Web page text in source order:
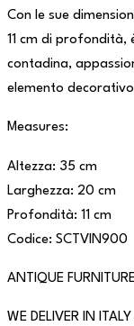
Con le sue
11 cm di profondità,
contadina,
elemento
Measures:
Altezza: 35 cm
Larghezza: 20 cm
Profondità: 11 cm
Codice: SCTVIN900
ANTIQUE
WE DELIVER IN